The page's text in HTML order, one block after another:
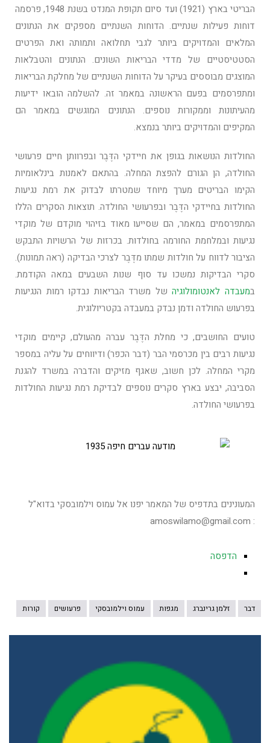
הבריטי בארץ (1921) ועד סיום תקופת המנדט בשנת 1948, פרסמה
דוחות פעילות שנתיים. הדוחות השנתיים מספקים את הנתונים
המלאים והמדויקים ביותר לגבי תחלואה ותמותה ואת הפרטים
הסטטיסטיים של מדדי הבריאות השונים. הנתונים והטבלאות
המוצגים מבוססים בעיקר על הדוחות השנתיים של מחלקת הבריאות
ומתפרסמים בפעם הראשונה במאמר זה. להשלמה הובאו ידיעות
מהעיתונות וממקורות נוספים. הנתונים המוגשים במאמר הם
המקיפים והמדויקים ביותר בנמצא.
החולדות הנושאות בגופן את חיידקי הדֶּבֶר ובפרוותן חיים פרעושי
החולדה, הן הגורם להפצת המחלה. בהתאם לאמנות בינלאומיות
הקימו הבריטים מערך מיוחד שמטרתו לבדוק את רמת נגיעות
החולדות בחיידקי הדֶּבֶר ובפרעושי החולדה. תוצאות הסקרים הללו
המתפרסמים במאמר, הם שסייעו מאוד בזיהוי מוקדם של מוקדי
נגיעות ובמלחמת החורמה בחולדות. בכרזות של הרשויות התבקש
הציבור לדווח על חולדות שמתו מדֶּבֶר לצרכי הבדיקה (ראה תמונות).
סקרי הבדיקות נמשכו עד סוף שנות השבעים במאה הקודמת.
במעבדה לאנטומולוגיהשל משרד הבריאות נבדקו רמות הנגיעות
בפרעוש החולדה ודמן נבדק במעבדה בקטריולוגית.
טועים החושבים, כי מחלת הדֶּבֶר עברה מהעולם, קיימים מוקדי
נגיעות רבים בין מכרסמי הבר (דבר הכפר) ודיווחים על עליה במספר
מקרי המחלה. לכן חשוב, שאגף מזיקים והדברה במשרד להגנת
הסביבה, יבצע בארץ סקרים נוספים לבדיקת רמת נגיעות החולדות
בפרעושי החולדה.
המעונינים בתדפיס של המאמר יפנו אל עמוס וילמובסקי בדוא"ל
: amoswilamo@gmail.com
הדפסה
דבר זלמן גרינברג מגפות עמוס וילמובסקי פרעושים קורות